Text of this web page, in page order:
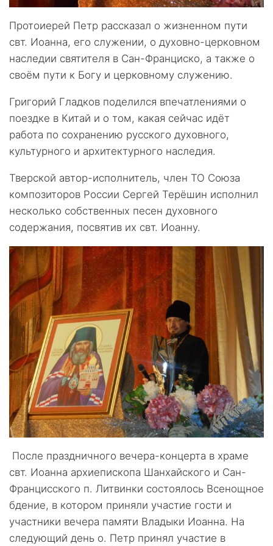
Протоиерей Петр рассказал о жизненном пути
свт. Иоанна, его служении, о духовно-церковном
наследии святителя в Сан-Франциско, а также о
своём пути к Богу и церковному служению.
Григорий Гладков поделился впечатлениями о
поездке в Китай и о том, какая сейчас идёт
работа по сохранению русского духовного,
культурного и архитектурного наследия.
Тверской автор-исполнитель, член ТО Союза
композиторов России Сергей Терёшин исполнил
несколько собственных песен духовного
содержания, посвятив их свт. Иоанну.
После праздничного вечера-концерта в храме
свт. Иоанна архиепископа Шанхайского и Сан-
Францисского п. Литвинки состоялось Всенощное
бдение, в котором приняли участие гости и
участники вечера памяти Владыки Иоанна. На
следующий день о. Петр принял участие в